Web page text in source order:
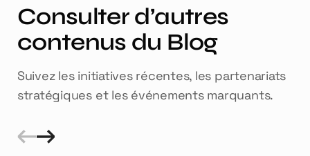
Consulter d’autres
contenus du Blog
Suivez les initiatives récentes, les partenariats
stratégiques et les événements marquants.